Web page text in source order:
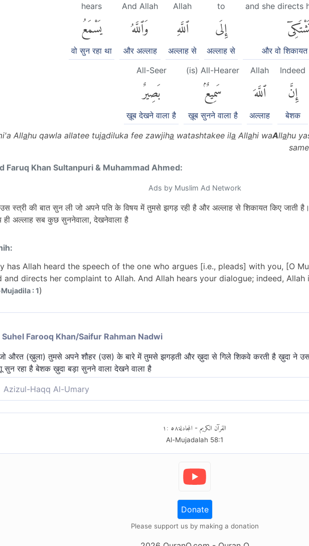
and she directs
और वो
to
إِلَى
अल्लाह से
Allah
ٱللَّهِ
अल्लाह से
And Allah
وَٱللَّهُ
और अल्लाह
hears
يَسْمَعُ
वो सुन रहा था
Indeed
إِنَّ
बेशक
Allah
ٱللَّهَ
अल्लाह
(is) All-Hearer
سَمِيعٌۢ
ख़ूब सुनने वाला है
All-Seer
بَصِيرٌ
ख़ूब देखने वाला है
Allahu qawla allatee tujadiluka fee zawjiha watashtakee ila Allahi waAllahu
Faruq Khan Sultanpuri & Muhammad Ahmed:
Ads by Muslim Ad Network
स्त्री की बात सुन ली जो अपने पति के विषय में तुमसे झगड़ रही है और अल्लाह से शिकायत किए जाती है।
ही अल्लाह सब कुछ सुननेवाला, देखनेवाला है
has Allah heard the speech of the one who argues [i.e., pleads] with you, [O
and directs her complaint to Allah. And Allah hears your dialogue; indeed, Allah
: 1)
Suhel Farooq Khan/Saifur Rahman Nadwi
औरत (ख़ुला) तुमसे अपने शौहर (उस) के बारे में तुमसे झगड़ती और ख़ुदा से गिले शिकवे करती है ख़ुदा ने
सुन रहा है बेशक ख़ुदा बड़ा सुनने वाला देखने वाला है
Azizul-Haqq Al-Umary
القرآن الكريم - المجادلة٥٨:١
Al-Mujadalah 58:1
Donate
Please support us by making a donation